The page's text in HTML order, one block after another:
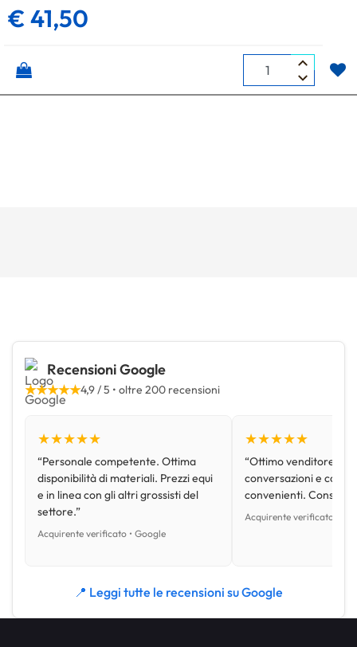
€ 41,50
Quantità
Recensioni Google
★★★★★4,9 / 5 • oltre 200 recensioni
★★★★★
“Personale competente. Ottima
disponibilità di materiali. Prezzi equi
e in linea con gli altri grossisti del
settore.”
Acquirente verificato • Google
★★★★★
“Ottimo venditore,
conversazioni e con
convenienti.
Acquirente verificato •
📍 Leggi tutte le recensioni su Google